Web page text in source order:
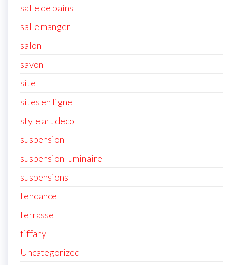
salle de bains
salle manger
salon
savon
site
sites en ligne
style art deco
suspension
suspension luminaire
suspensions
tendance
terrasse
tiffany
Uncategorized